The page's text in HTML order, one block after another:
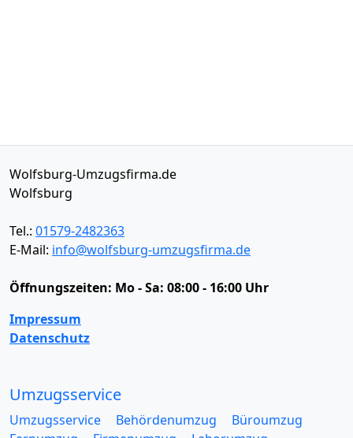
Wolfsburg-Umzugsfirma.de
Wolfsburg
Tel.: 01579-2482363
E-Mail: info@wolfsburg-umzugsfirma.de
Öffnungszeiten: Mo - Sa: 08:00 - 16:00 Uhr
Impressum
Datenschutz
Umzugsservice
Umzugsservice Behördenumzug
Büroumzug